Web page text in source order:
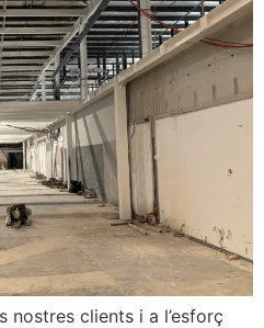
nostres clients i a l’esforç